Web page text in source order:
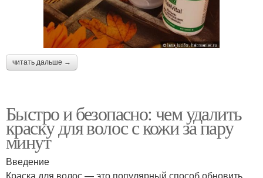
читать дальше →
Быстро и безопасно: чем удалить
краску для волос с кожи за пару
минут
Введение